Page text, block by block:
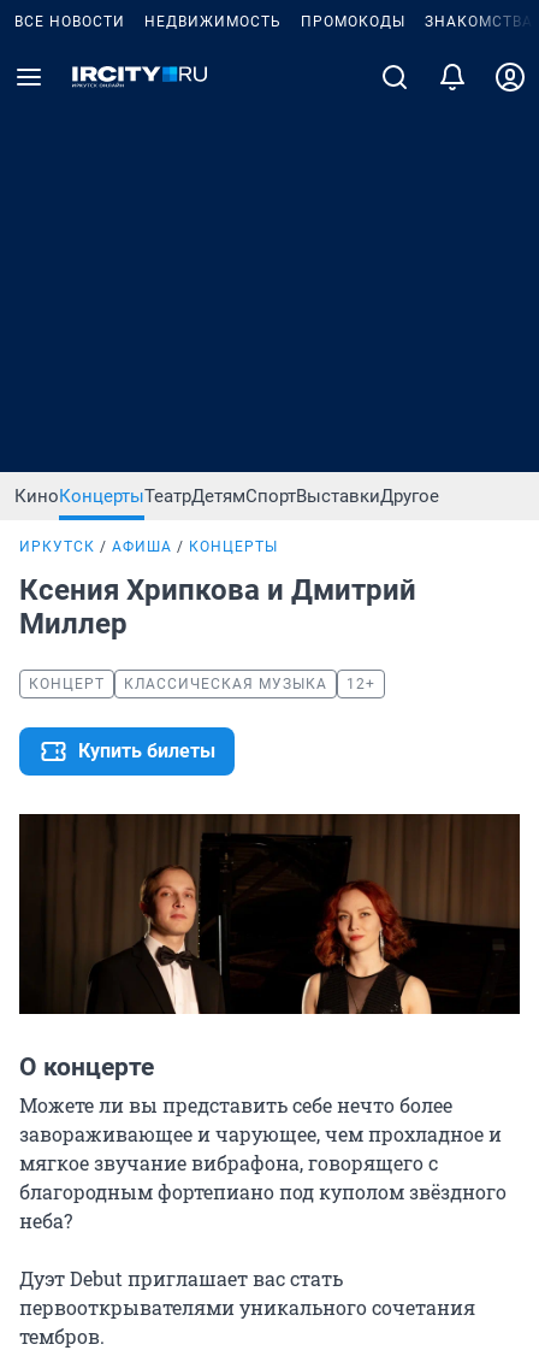
ВСЕ НОВОСТИ НЕДВИЖИМОСТЬ ПРОМОКОДЫ ЗНАКОМСТВА
КиноКонцертыТеатрДетямСпортВыставкиДругое
ИРКУТСК АФИША КОНЦЕРТЫ
Ксения Хрипкова и Дмитрий
Миллер
КОНЦЕРТ КЛАССИЧЕСКАЯ МУЗЫКА 12+
Купить билеты
О концерте
Можете ли вы представить себе нечто более
завораживающее и чарующее, чем прохладное и
мягкое звучание вибрафона, говорящего с
благородным фортепиано под куполом звёздного
неба?
Дуэт Debut приглашает вас стать
первооткрывателями уникального сочетания
тембров.